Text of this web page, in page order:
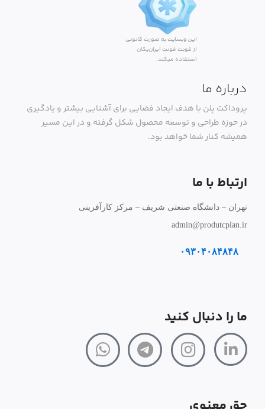
درباره ما
پروداکت پلن با هدف ایجاد فضایی برای آشنایی بیشتر و یادگیری
در حوزه طراحی و توسعه محصول شکل گرفته و در این مسیر
همیشه کنار شما خواهد بود.
ارتباط با ما
تهران – دانشگاه صنعتی شریف – مرکز کارآفرینی
admin@produtcplan.ir
۰۹۳۰۴۰۸۴۸۴۸
ما را دنبال کنید
این وبسایت به صورت قانونی
از فونت فونت ایران‌یکان
استفاده میکند.